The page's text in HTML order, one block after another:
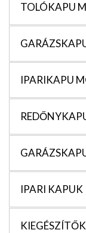
TOLÓKAPU
IPARIKAPU
IPARI KAPUK